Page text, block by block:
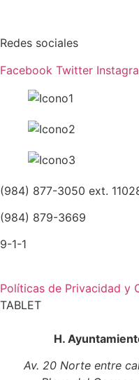
Redes sociales
Facebook Twitter
(984) 877-3050 ext.
(984) 879-3669
9-1-1
Políticas de Privacidad y
TABLET
H.
Av. 20 Norte entre